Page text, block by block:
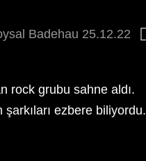
rock grubu sahne aldı.
ezbere biliyordu.